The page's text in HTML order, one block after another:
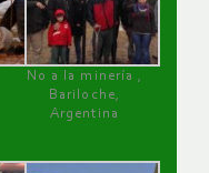
No a la minería ,
Bariloche,
Argentina